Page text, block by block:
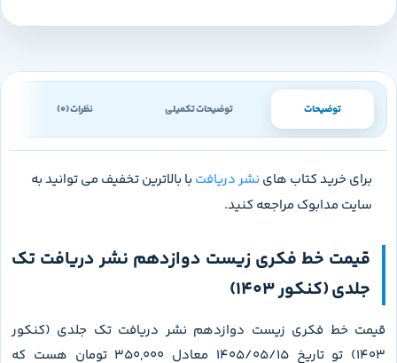
توضیحات توضیحات تکمیلی نظرات (0)
برای خرید کتاب های نشر دریافت با بالاترین تخفیف می توانید به
سایت مدابوک مراجعه کنید.
قیمت خط فکری زیست دوازدهم نشر دریافت تک
جلدی (کنکور 1403)
قیمت خط فکری زیست دوازدهم نشر دریافت تک جلدی (کنکور
1403) تو تاریخ 1405/05/15 معادل 350,000 تومان هست که